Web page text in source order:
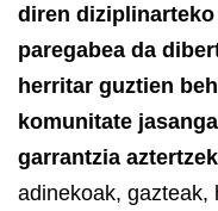
diren
paregabea da
herritar guztien
komunitate
garrantzia
adinekoak, gazteak,